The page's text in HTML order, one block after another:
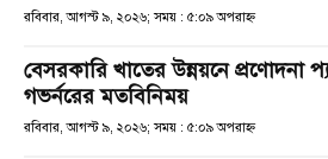
রবিবার, আগস্ট ৯, ২০২৬; সময় : ৫:০৯ অপরাহ্ণ
বেসরকারি খাতের উন্নয়নে প্রণোদনা
গভর্নরের মতবিনিময়
রবিবার, আগস্ট ৯, ২০২৬; সময় : ৫:০৯ অপরাহ্ণ